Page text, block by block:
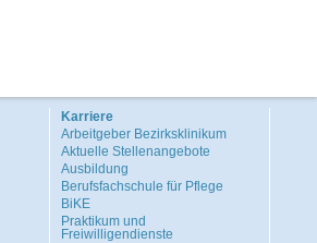
Karriere
Arbeitgeber Bezirksklinikum
Aktuelle Stellenangebote
Ausbildung
Berufsfachschule für Pflege
BiKE
Praktikum und
Freiwilligendienste